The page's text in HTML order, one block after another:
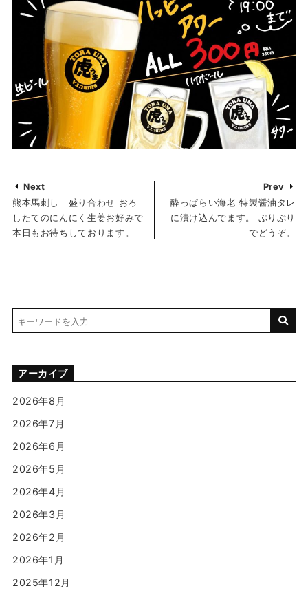
Next
熊本馬刺し 盛り合わせ おろ
したてのにんにく生姜お好みで
本日もお待ちしております。
Prev
酔っぱらい海老 特製醤油タレ
に漬け込んでます。 ぷりぷり
でどうぞ。
アーカイブ
2026年8月
2026年7月
2026年6月
2026年5月
2026年4月
2026年3月
2026年2月
2026年1月
2025年12月